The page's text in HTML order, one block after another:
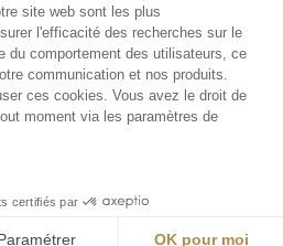
site web sont les plus
l'efficacité des recherches sur le
du comportement des utilisateurs, ce
communication et nos produits.
ces cookies. Vous avez le droit de
moment via les paramètres de
certifiés par
OK pour moi
billetterie
légales
cookies